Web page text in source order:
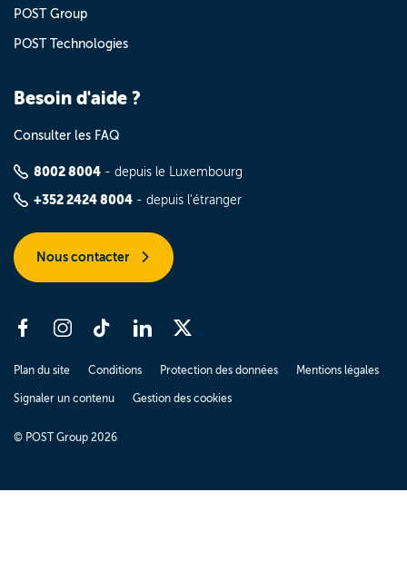
POST Group
POST Technologies
Besoin d'aide ?
Consulter les FAQ
8002 8004 - depuis le Luxembourg
+352 2424 8004 - depuis l'étranger
Nous contacter
Plan du site Conditions Protection des données Mentions légales
Signaler un contenu Gestion des cookies
© POST Group 2026